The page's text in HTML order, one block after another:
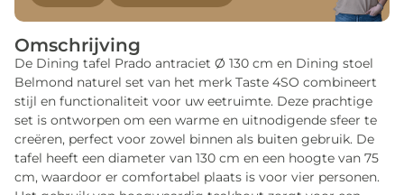
Omschrijving
De Dining tafel Prado antraciet Ø 130 cm en Dining stoel
Belmond naturel set van het merk Taste 4SO combineert
stijl en functionaliteit voor uw eetruimte. Deze prachtige
set is ontworpen om een warme en uitnodigende sfeer te
creëren, perfect voor zowel binnen als buiten gebruik. De
tafel heeft een diameter van 130 cm en een hoogte van 75
cm, waardoor er comfortabel plaats is voor vier personen.